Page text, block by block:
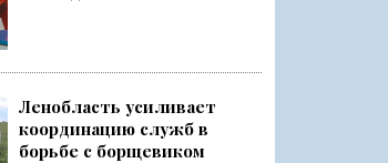
Ленобласть усиливает
координацию служб в
борьбе с борщевиком